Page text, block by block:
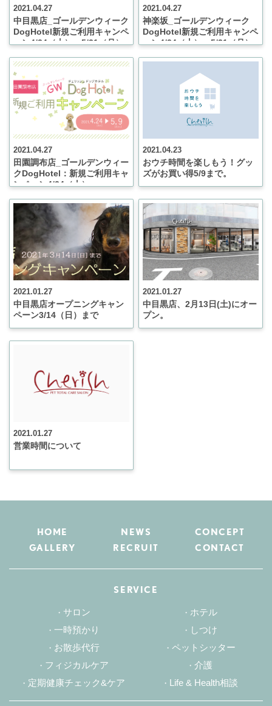
2021.04.27
中目黒店_ゴールデンウィーク
DogHotel新規ご利用キャンペ
ーン4/24（土）～5/31（月）
2021.04.27
神楽坂_ゴールデンウィーク
DogHotel新規ご利用キャンペ
ーン4/24（土）～5/31（月）
2021.04.27
田園調布店_ゴールデンウィー
クDogHotel：新規ご利用キャ
ンペーン4/24（土）～
2021.04.23
おウチ時間を楽しもう！グッ
ズがお買い得5/9まで。
2021.01.27
中目黒店オープニングキャン
ペーン3/14（日）まで
2021.01.27
中目黒店、2月13日(土)にオー
プン。
2021.01.27
営業時間について
HOME NEWS
CONCEPT
GALLERY
RECRUIT CONTACT
SERVICE
サロン
ホテル
一時預かり
しつけ
お散歩代行
ペットシッター
フィジカルケア
介護
定期健康チェック&ケア
Life & Health相談